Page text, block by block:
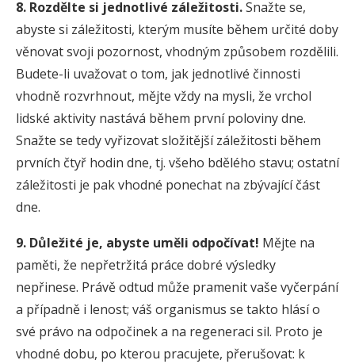
8. Rozdělte si jednotlivé záležitosti.Snažte se,
abyste si záležitosti, kterým musíte během určité doby
věnovat svoji pozornost, vhodným způsobem rozdělili.
Budete-li uvažovat o tom, jak jednotlivé činnosti
vhodně rozvrhnout, mějte vždy na mysli, že vrchol
lidské aktivity nastává během první poloviny dne.
Snažte se tedy vyřizovat složitější záležitosti během
prvních čtyř hodin dne, tj. všeho bdělého stavu; ostatní
záležitosti je pak vhodné ponechat na zbývající část
dne.
9. Důležité je, abyste uměli odpočívat! Mějte na
paměti, že nepřetržitá práce dobré výsledky
nepřinese. Právě odtud může pramenit vaše vyčerpání
a případně i lenost; váš organismus se takto hlásí o
své právo na odpočinek a na regeneraci sil. Proto je
vhodné dobu, po kterou pracujete, přerušovat: k